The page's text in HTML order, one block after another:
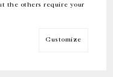
the others require your
Customize